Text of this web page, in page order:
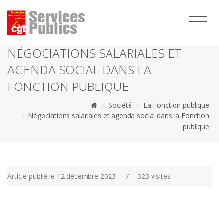
NÉGOCIATIONS SALARIALES ET
AGENDA SOCIAL DANS LA
FONCTION PUBLIQUE
/ Société / La Fonction publique
/ Négociations salariales et agenda social dans la Fonction
publique
Article publié le 12 décembre 2023 / 323 visites